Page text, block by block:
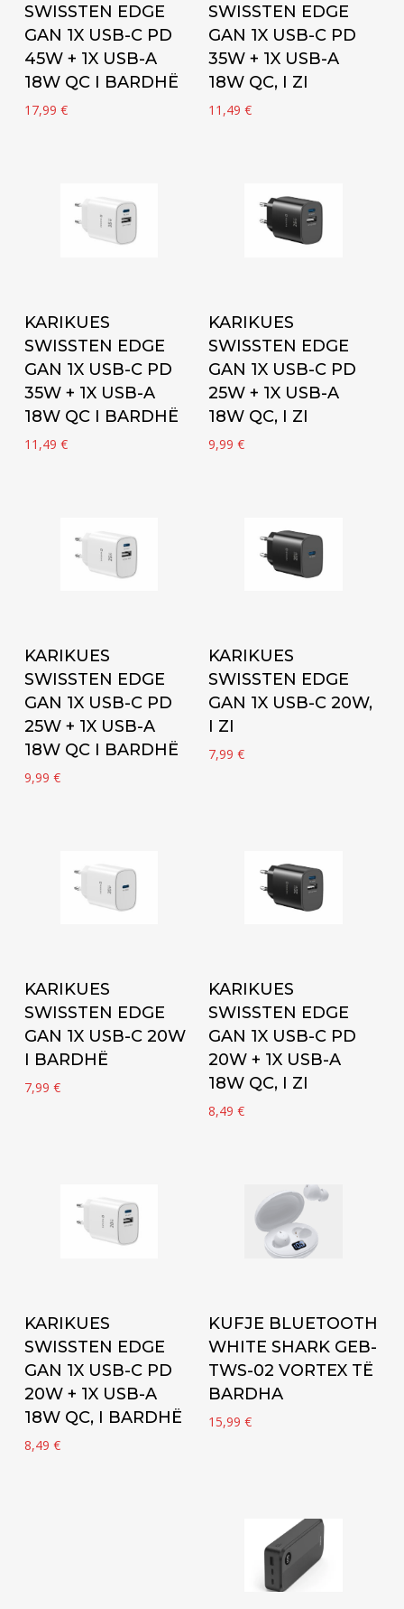
SWISSTEN EDGE
GAN 1X USB-C PD
45W + 1X USB-A
18W QC I BARDHË
17,99 €
SWISSTEN EDGE
GAN 1X USB-C PD
35W + 1X USB-A
18W QC, I ZI
11,49€
Add to cart
KARIKUES
SWISSTEN EDGE
GAN 1X USB-C PD
35W + 1X USB-A
18W QC I BARDHË
11,49 €
Add to cart
KARIKUES
SWISSTEN EDGE
GAN 1X USB-C PD
25W + 1X USB-A
18W QC, I ZI
9,99€
Add to cart
KARIKUES
SWISSTEN EDGE
GAN 1X USB-C PD
25W + 1X USB-A
18W QC I BARDHË
9,99 €
Add to cart
KARIKUES
SWISSTEN EDGE
GAN 1X USB-C 20W,
I ZI
7,99€
Add to cart
KARIKUES
SWISSTEN EDGE
GAN 1X USB-C 20W
I BARDHË
7,99 €
Add to cart
KARIKUES
SWISSTEN EDGE
GAN 1X USB-C PD
20W + 1X USB-A
18W QC, I ZI
8,49€
Add to cart
KARIKUES
SWISSTEN EDGE
GAN 1X USB-C PD
20W + 1X USB-A
18W QC, I BARDHË
8,49 €
Add to cart
KUFJE BLUETOOTH
WHITE SHARK GEB-
TWS-02 VORTEX TË
BARDHA
15,99€